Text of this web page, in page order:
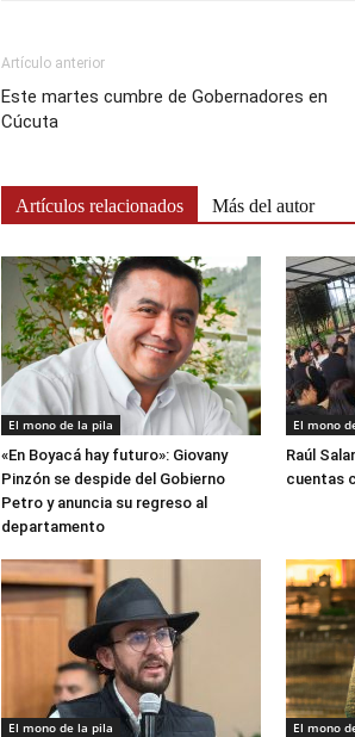
Artículo anterior
Este martes cumbre de Gobernadores en
Cúcuta
Artículos relacionados Más del autor
El mono de la pila
«En Boyacá hay futuro»: Giovany
Pinzón se despide del Gobierno
Petro y anuncia su regreso al
departamento
El mono
Raúl
cuentas
El mono de la pila El mono